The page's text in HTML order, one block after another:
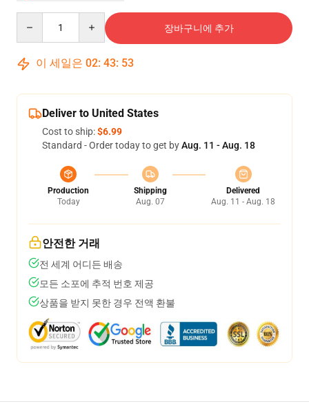
장바구니에 추가
이 세일은 02: 43: 53
Deliver to United States
Cost to ship:$6.99
Standard - Order today to get byAug. 11 - Aug. 18
Production
Today
Shipping
Aug. 07
Delivered
Aug. 11 - Aug. 18
안전한 거래
전 세계 어디든 배송
모든 소포에 추적 번호 제공
상품을 받지 못한 경우 전액 환불